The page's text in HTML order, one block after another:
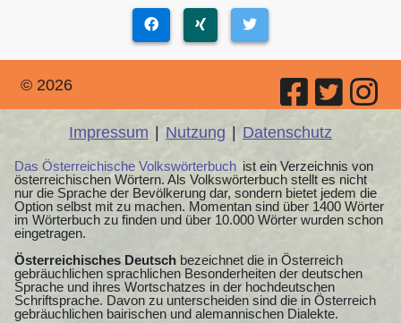
© 2026
Impressum Nutzung Datenschutz
Das Österreichische Volkswörterbuch ist ein Verzeichnis von
österreichischen Wörtern. Als Volkswörterbuch stellt es nicht
nur die Sprache der Bevölkerung dar, sondern bietet jedem die
Option selbst mit zu machen. Momentan sind über 1400 Wörter
im Wörterbuch zu finden und über 10.000 Wörter wurden schon
eingetragen.
Österreichisches Deutsch bezeichnet die in Österreich
gebräuchlichen sprachlichen Besonderheiten der deutschen
Sprache und ihres Wortschatzes in der hochdeutschen
Schriftsprache. Davon zu unterscheiden sind die in Österreich
gebräuchlichen bairischen und alemannischen Dialekte.